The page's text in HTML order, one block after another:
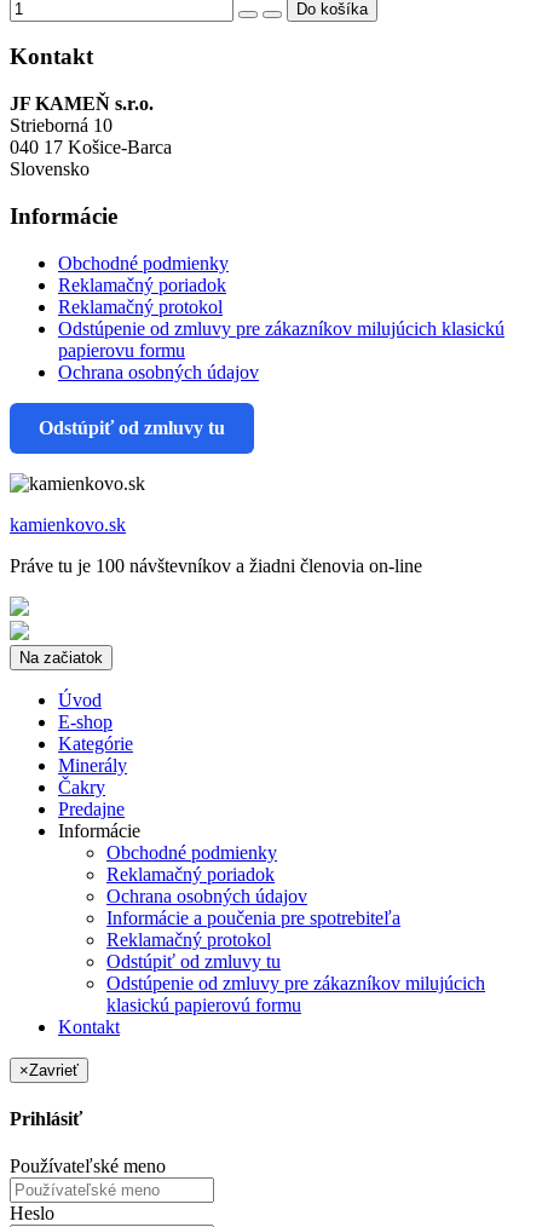
Kontakt
JF KAMEŇ s.r.o.
Strieborná 10
040 17 Košice-Barca
Slovensko
Informácie
Obchodné podmienky
Reklamačný poriadok
Reklamačný protokol
Odstúpenie od zmluvy pre zákazníkov milujúcich klasickú
papierovu formu
Ochrana osobných údajov
Odstúpiť od zmluvy tu
kamienkovo.sk
Práve tu je 100 návštevníkov a žiadni členovia on-line
Na začiatok
Úvod
E-shop
Kategórie
Minerály
Čakry
Predajne
Informácie
Obchodné podmienky
Reklamačný poriadok
Ochrana osobných údajov
Informácie a poučenia pre spotrebiteľa
Reklamačný protokol
Odstúpiť od zmluvy tu
Odstúpenie od zmluvy pre zákazníkov milujúcich
klasickú papierovú formu
Kontakt
×Zavrieť
Prihlásiť
Používateľské meno
Heslo